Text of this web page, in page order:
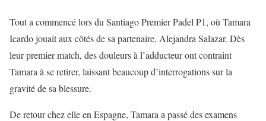
Tout a commencé lors du Santiago Premier Padel P1, où Tamara
Icardo jouait aux côtés de sa partenaire, Alejandra Salazar. Dès
leur premier match, des douleurs à l’adducteur ont contraint
Tamara à se retirer, laissant beaucoup d’interrogations sur la
gravité de sa blessure.
De retour chez elle en Espagne, Tamara a passé des examens